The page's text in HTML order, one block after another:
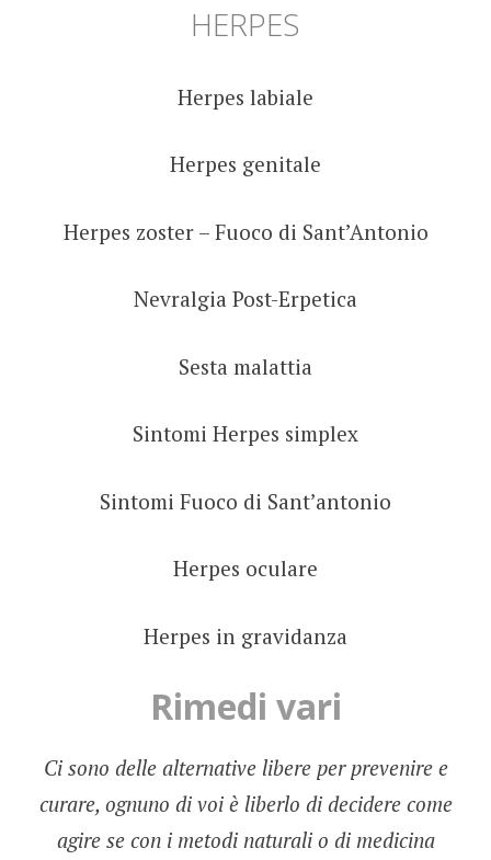
HERPES
Herpes labiale
Herpes genitale
Herpes zoster – Fuoco di Sant’Antonio
Nevralgia Post-Erpetica
Sesta malattia
Sintomi Herpes simplex
Sintomi Fuoco di Sant’antonio
Herpes oculare
Herpes in gravidanza
Rimedi vari
Ci sono delle alternative libere per prevenire e
curare, ognuno di voi è liberlo di decidere come
agire se con i metodi naturali o di medicina